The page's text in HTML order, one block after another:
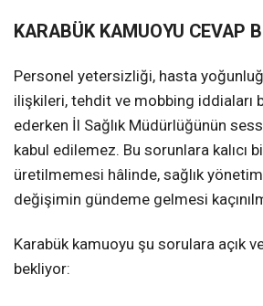
KARABÜK KAMUOYU CEVAP
Personel yetersizliği, hasta
ilişkileri, tehdit ve mobbing iddiaları
ederken İl Sağlık Müdürlüğünün
kabul edilemez. Bu sorunlara kalıcı
üretilmemesi hâlinde, sağlık
değişimin gündeme gelmesi
Karabük kamuoyu şu sorulara açık
bekliyor: